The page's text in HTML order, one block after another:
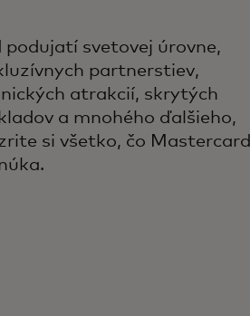
podujatí svetovej úrovne,
partnerstiev,
atrakcií, skrytých
a mnohého ďalšieho,
si všetko, čo Mastercard